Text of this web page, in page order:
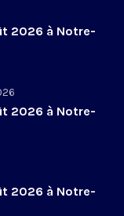
2026 à Notre-
2026 à Notre-
2026 à Notre-